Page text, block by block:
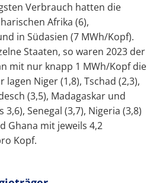
Verbrauch hatten die
Afrika (6),
in Südasien (7 MWh/Kopf).
Staaten, so waren 2023 der
mit nur knapp 1 MWh/Kopf die
Niger (1,8), Tschad (2,3),
(3,5), Madagaskar und
3,6), Senegal (3,7), Nigeria (3,8)
Ghana mit jeweils 4,2
Kopf.